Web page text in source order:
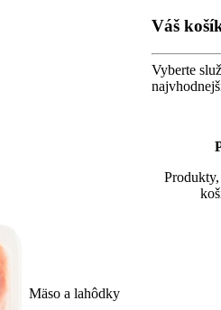
Mäso a lahôdky
Váš
Vyberte